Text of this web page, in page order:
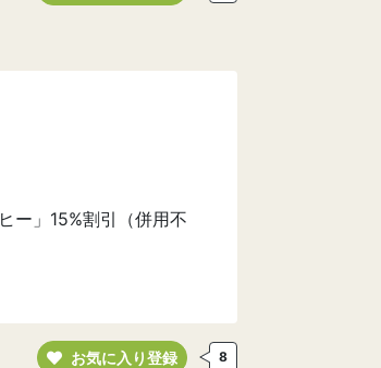
ー」15%割引（併用不
お気に入り登録 8